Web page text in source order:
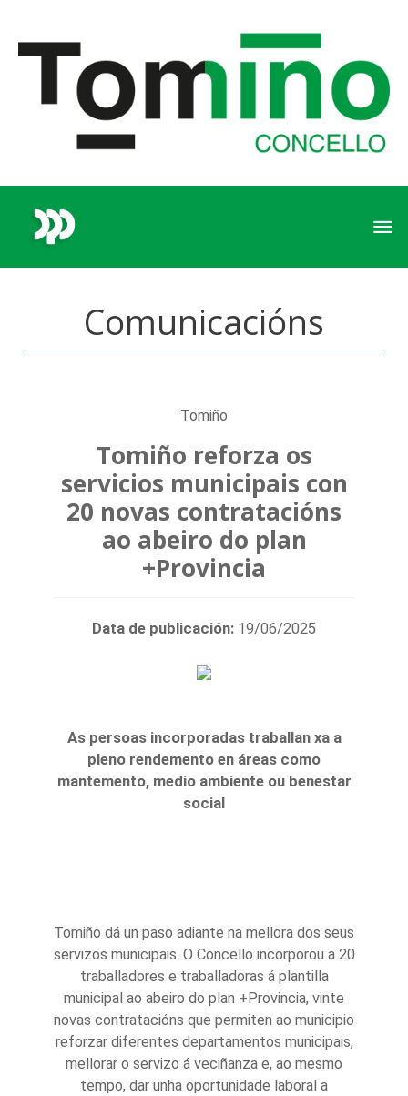
Comunicacións
Tomiño
Tomiño reforza os
servicios municipais con
20 novas contratacións
ao abeiro do plan
+Provincia
Data de publicación: 19/06/2025
As persoas incorporadas traballan xa a
pleno rendemento en áreas como
mantemento, medio ambiente ou benestar
social
Tomiño dá un paso adiante na mellora dos seus
servizos municipais. O Concello incorporou a 20
traballadores e traballadoras á plantilla
municipal ao abeiro do plan +Provincia, vinte
novas contratacións que permiten ao municipio
reforzar diferentes departamentos municipais,
mellorar o servizo á veciñanza e, ao mesmo
tempo, dar unha oportunidade laboral a